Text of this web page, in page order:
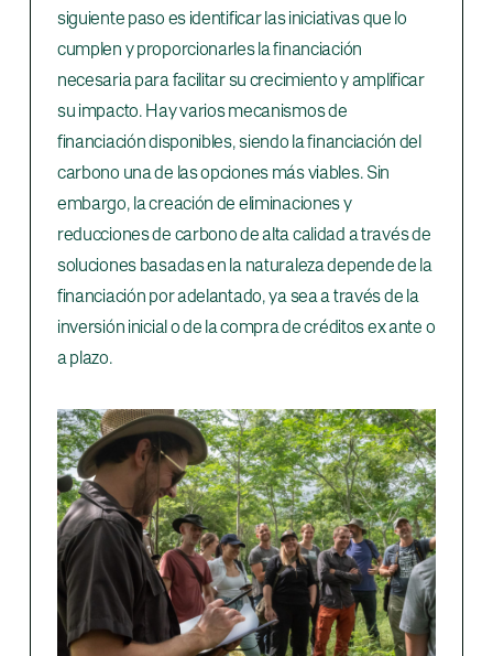
siguiente paso es identificar las iniciativas que lo
cumplen y proporcionarles la financiación
necesaria para facilitar su crecimiento y amplificar
su impacto. Hay varios mecanismos de
financiación disponibles, siendo la financiación del
carbono una de las opciones más viables. Sin
embargo, la creación de eliminaciones y
reducciones de carbono de alta calidad a través de
soluciones basadas en la naturaleza depende de la
financiación por adelantado, ya sea a través de la
inversión inicial o de la compra de créditos ex ante o
a plazo.